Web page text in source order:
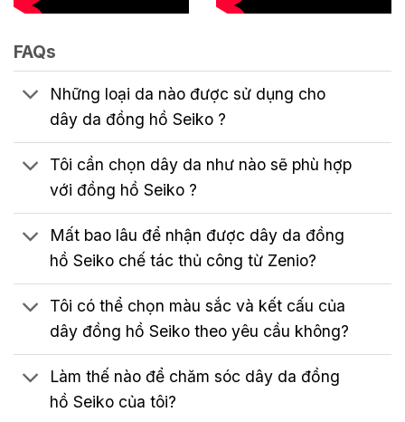
FAQs
Những loại da nào được sử dụng cho
dây da đồng hồ Seiko ?
Tôi cần chọn dây da như nào sẽ phù hợp
với đồng hồ Seiko ?
Mất bao lâu để nhận được dây da đồng
hồ Seiko chế tác thủ công từ Zenio?
Tôi có thể chọn màu sắc và kết cấu của
dây đồng hồ Seiko theo yêu cầu không?
Làm thế nào để chăm sóc dây da đồng
hồ Seiko của tôi?